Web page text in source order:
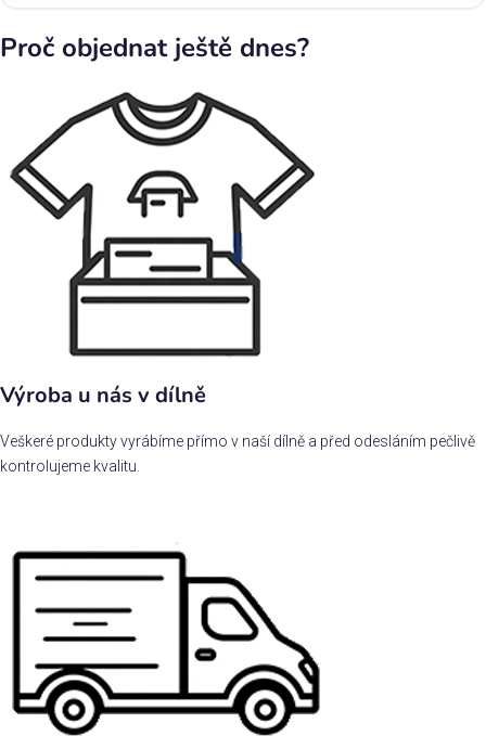
Proč objednat ještě dnes?
Výroba u nás v dílně
Veškeré produkty vyrábíme přímo v naší dílně a před odesláním pečlivě
kontrolujeme kvalitu.